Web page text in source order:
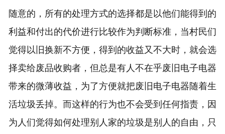
随意的，所有的处理方式的选择都是以他们能得到的
利益和付出的代价进行比较作为判断标准，当村民们
觉得以旧换新不方便，得到的收益又不大时，就会选
择卖给废品收购者，但总是有人不在乎废旧电子电器
带来的微薄收益，为了方便就把废旧电子电器随着生
活垃圾丢掉。而这样的行为也不会受到任何指责，因
为人们觉得如何处理别人家的垃圾是别人的自由，只